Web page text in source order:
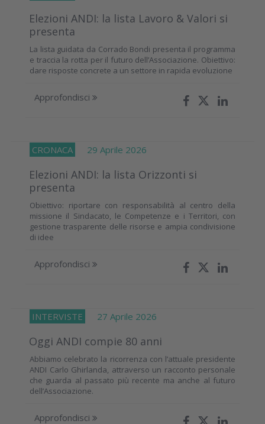
Elezioni ANDI: la lista Lavoro & Valori si
presenta
La lista guidata da Corrado Bondi presenta il programma
e traccia la rotta per il futuro dell’Associazione. Obiettivo:
dare risposte concrete a un settore in rapida evoluzione
Approfondisci
CRONACA 29 Aprile 2026
Elezioni ANDI: la lista Orizzonti si
presenta
Obiettivo: riportare con responsabilità al centro della
missione il Sindacato, le Competenze e i Territori, con
gestione trasparente delle risorse e ampia condivisione
di idee
Approfondisci
INTERVISTE 27 Aprile 2026
Oggi ANDI compie 80 anni
Abbiamo celebrato la ricorrenza con l’attuale presidente
ANDI Carlo Ghirlanda, attraverso un racconto personale
che guarda al passato più recente ma anche al futuro
dell’Associazione.
Approfondisci